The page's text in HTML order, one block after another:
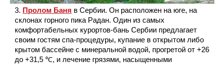
Пролом Баня в Сербии. Он расположен на юге, на
склонах горного пика Радан. Один из самых
комфортабельных курортов-бань Сербии предлагает
своим гостям спа-процедуры, купание в открытом либо
крытом бассейне с минеральной водой, прогретой от +26
до +31,5 ℃, и лечение грязями, насыщенными